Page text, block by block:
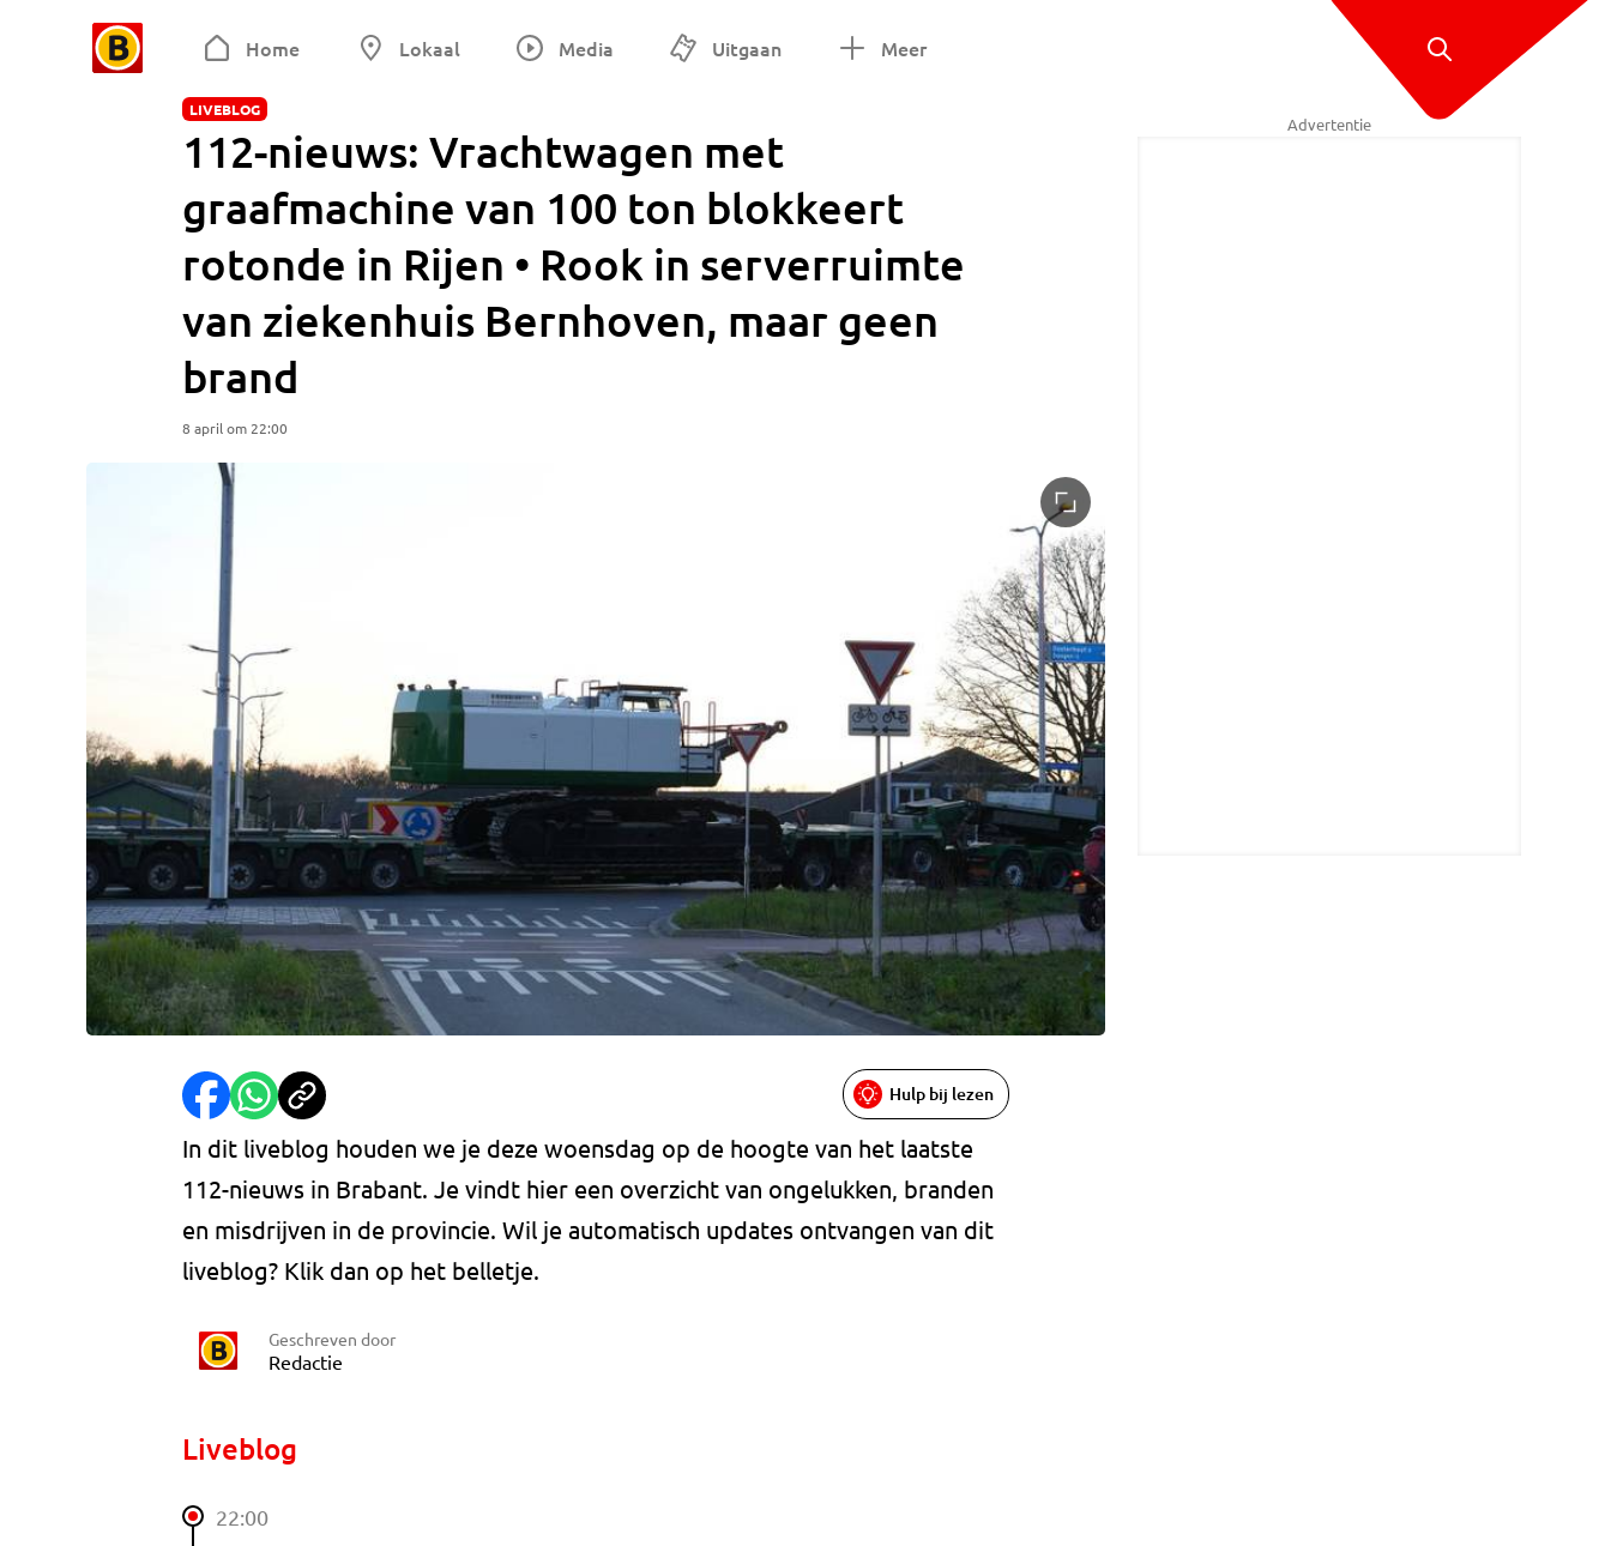
Home Lokaal Media Uitgaan Meer
LIVEBLOG
112-nieuws: Vrachtwagen met
graafmachine van 100 ton blokkeert
rotonde in Rijen • Rook in serverruimte
van ziekenhuis Bernhoven, maar geen
brand
8 april om 22:00
Hulp bij lezen
In dit liveblog houden we je deze woensdag op de hoogte van het laatste
112-nieuws in Brabant. Je vindt hier een overzicht van ongelukken, branden
en misdrijven in de provincie. Wil je automatisch updates ontvangen van dit
liveblog? Klik dan op het belletje.
Geschreven door
Redactie
Liveblog
22:00
Advertentie